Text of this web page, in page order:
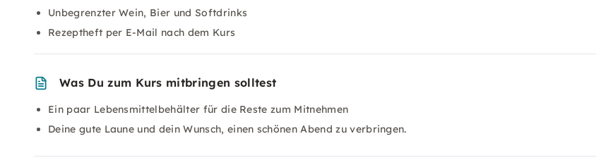
Unbegrenzter Wein, Bier und Softdrinks
Rezeptheft per E-Mail nach dem Kurs
Was Du zum Kurs mitbringen solltest
Ein paar Lebensmittelbehälter für die Reste zum Mitnehmen
Deine gute Laune und dein Wunsch, einen schönen Abend zu verbringen.